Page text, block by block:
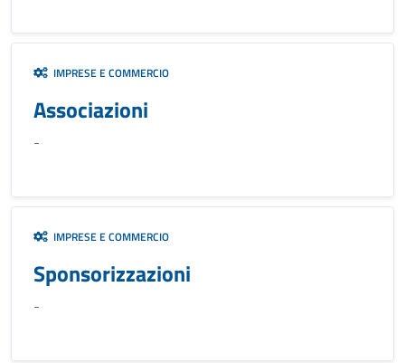
IMPRESE E COMMERCIO
Associazioni
-
IMPRESE E COMMERCIO
Sponsorizzazioni
-